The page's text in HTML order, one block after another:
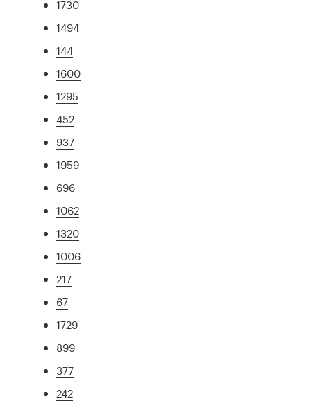
1730
1494
144
1600
1295
452
937
1959
696
1062
1320
1006
217
67
1729
899
377
242